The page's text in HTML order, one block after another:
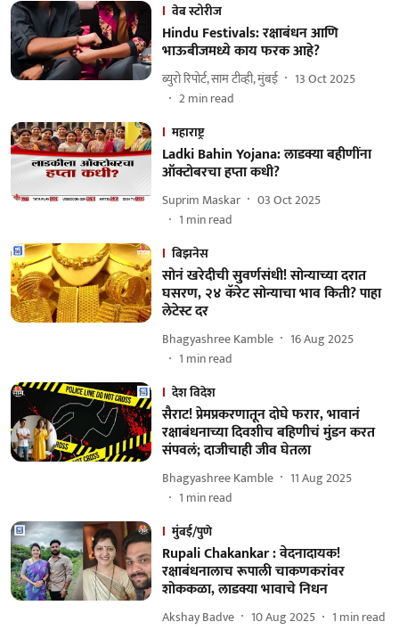
वेब स्टोरीज
Hindu Festivals: रक्षाबंधन आणि
भाऊबीजमध्ये काय फरक आहे?
ब्युरो रिपोर्ट, साम टीव्ही, मुंबई
13 Oct 2025
2min read
महाराष्ट्र
Ladki Bahin Yojana: लाडक्या बहीणींना
ऑक्टोबरचा हप्ता कधी?
Suprim Maskar
03 Oct 2025
1 min read
बिझनेस
सोनं खरेदीची सुवर्णसंधी! सोन्याच्या दरात
घसरण, २४ कॅरेट सोन्याचा भाव किती? पाहा
लेटेस्ट दर
Bhagyashree Kamble
16 Aug 2025
1 min read
देश विदेश
सैराट! प्रेमप्रकरणातून दोघे फरार, भावानं
रक्षाबंधनाच्या दिवशीच बहिणीचं मुंडन करत
संपवलं; दाजीचाही जीव घेतला
Bhagyashree Kamble
11 Aug 2025
1 min read
मुंबई/पुणे
Rupali Chakankar : वेदनादायक!
रक्षाबंधनालाच रूपाली चाकणकरांवर
शोककळा, लाडक्या भावाचे निधन
Akshay Badve 10 Aug 2025 1 min read